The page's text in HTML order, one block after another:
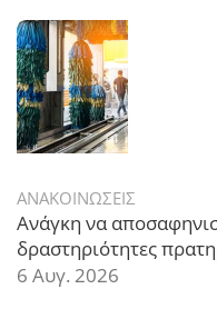
ΑΝΑΚΟΙΝΩΣΕΙΣ
Ανάγκη να
δραστηριότητες
6 Αυγ. 2026